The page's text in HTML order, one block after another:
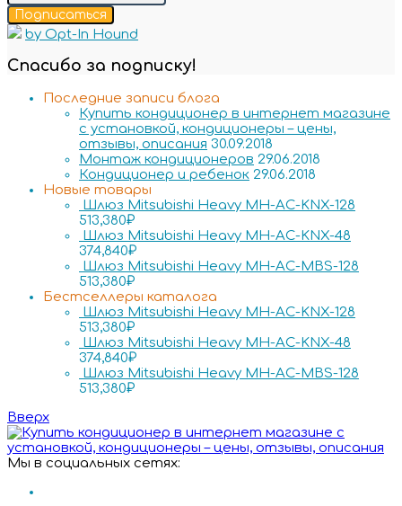
Подписаться
by Opt-In Hound
Спасибо за подписку!
Последние записи блога
Купить кондиционер в интернет магазине
с установкой, кондиционеры – цены,
отзывы, описания 30.09.2018
Монтаж кондиционеров 29.06.2018
Кондиционер и ребенок 29.06.2018
Новые товары
Шлюз Mitsubishi Heavy MH-AC-KNX-128
513,380₽
Шлюз Mitsubishi Heavy MH-AC-KNX-48
374,840₽
Шлюз Mitsubishi Heavy MH-AC-MBS-128
513,380₽
Бестселлеры каталога
Шлюз Mitsubishi Heavy MH-AC-KNX-128
513,380₽
Шлюз Mitsubishi Heavy MH-AC-KNX-48
374,840₽
Шлюз Mitsubishi Heavy MH-AC-MBS-128
513,380₽
Вверх
Мы в социальных сетях: